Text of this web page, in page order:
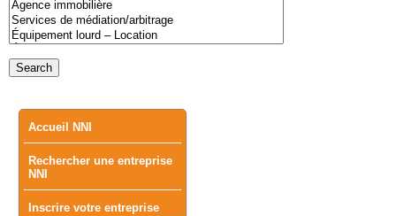
Main
menu
Accueil NNI
Rechercher une entreprise
NNI
Inscrire votre entreprise